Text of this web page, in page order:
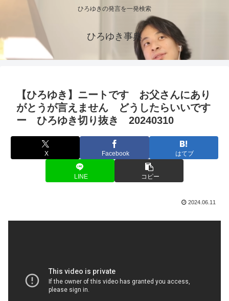
ひろゆきの発言を一発検索
ひろゆき事典
【ひろゆき】ニートです お父さんにあり
がとうが言えません どうしたらいいです
ー ひろゆき切り抜き 20240310
X Facebook はてブ
LINE コピー
2024.06.11